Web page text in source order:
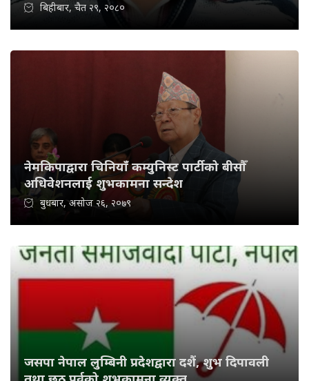
बिहीबार, चैत २९, २०८०
नेमकिपाद्वारा चिनियाँ कम्युनिस्ट पार्टीको बीसौँ
अधिवेशनलाई शुभकामना सन्देश
बुधबार, असोज २६, २०७९
जसपा नेपाल लुम्बिनी प्रदेशद्वारा दशैं, शुभ दिपावली